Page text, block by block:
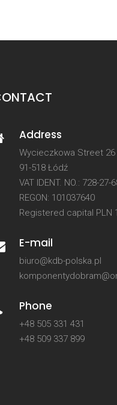
Address
Wycieczkowa Street 26
91-518 Łódź
VAT IDENT. NO.: 728-27-
REGON: 101037640
Registered capital PLN
E-mail
biuro@kdb-polska.pl
Phone
+48 505 331 431
+48 509 337 899